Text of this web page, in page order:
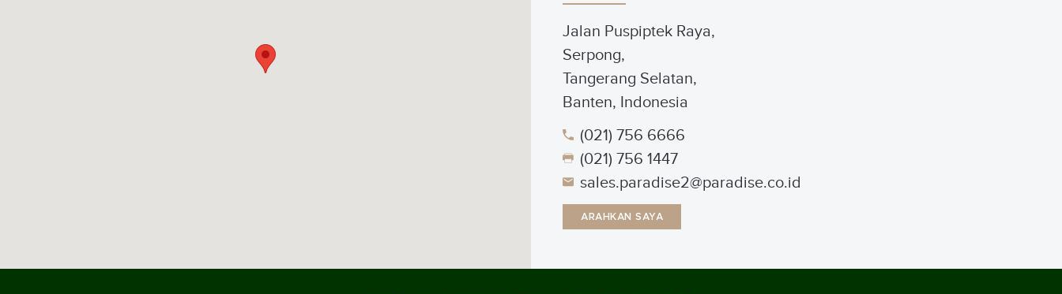
Jalan Puspiptek Raya,
Serpong,
Tangerang Selatan,
Banten, Indonesia
(021) 756 6666
(021) 756 1447
sales.paradise2@paradise.co.id
ARAHKAN SAYA